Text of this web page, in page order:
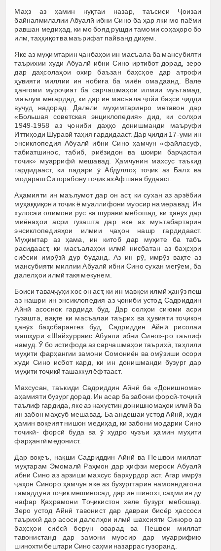
Маҳз аз ҳамин нуқтаи назар, таъсиси Ҷоизаи
байналмилалии Абуалӣ ибни Сино ба ҳар яки мо паёми
равшан медиҳад, ки мо бояд рушди тамоми соҳаҳоро бо
илм, таҳқиқот ва маърифат пайванд диҳем.
Яке аз муҳимтарин ҷанбаҳои ин масъала ба мансубияти
таърихии худи Абуалӣ ибни Сино иртибот дорад, зеро
дар даҳсолаҳои охир баъзан баҳсҳое дар атрофи
ҳувияти миллии ин нобиға ба миён омадаанд. Вале
ҳангоми муроҷиат ба сарчашмаҳои илмии муътамад,
маълум мегардад, ки дар ин масъала ҷойи баҳси ҷиддӣ
вуҷуд надорад. Далели муҳимтаринро метавон дар
«Большая советская энциклопедия» дид, ки солҳои
1949-1958 аз ҷониби даҳҳо донишманди маъруфи
Иттиҳоди Шуравӣ таҳия гардидааст. Дар ҷилди 17-уми ин
энсиклопедия Абуалӣ ибни Сино ҳамчун «файласуф,
табиатшинос, табиб, риёзидон ва шоири барҷастаи
тоҷик» муаррифӣ мешавад. Ҳамчунин махсус таъкид
гардидааст, ки падари ӯ Абдуллоҳ тоҷик аз Балх ва
модараш Ситорабону тоҷик аз Афшана будааст.
Аҳамияти ин маълумот дар он аст, ки сухан аз арзёбии
муҳаққиқони тоҷик ё муаллифони муосир намеравад. Ин
хулосаи олимони рус ва шуравӣ мебошад, ки ҳанӯз дар
миёнаҳои асри гузашта дар яке аз муътабартарин
энсиклопедияҳои илмии ҷаҳон нашр гардидааст.
Муҳимтар аз ҳама, ин китоб дар муҳите ба табъ
расидааст, ки масъалаҳои илмӣ нисбатан аз баҳсҳои
сиёсии имрӯзӣ дур буданд. Аз ин рӯ, имрӯз вақте аз
мансубияти миллии Абуалӣ ибни Сино сухан мегӯем, ба
далелҳои илмӣ такя мекунем.
Боиси таваҷҷуҳи хос он аст, ки ин мавқеи илмӣ ҳанӯз пеш
аз нашри ин энсиклопедия аз ҷониби устод Садриддин
Айнӣ асоснок гардида буд. Дар солҳои сиюми асри
гузашта, вақте ки масъалаи таърих ва ҳувияти тоҷикон
ҳанӯз баҳсбарангез буд, Садриддин Айнӣ рисолаи
машҳури «Шайхурраис Абуалӣ ибни Сино»-ро таълиф
намуд. Ӯ бо истифода аз сарчашмаҳои таърихӣ, таҳлили
муҳити фарҳангии замони Сомониён ва омӯзиши осори
худи Сино исбот кард, ки ин донишманди бузург дар
муҳити тоҷикӣ ташаккул ёфтааст.
Махсусан, таъкиди Садриддин Айнӣ ба «Донишнома»
аҳамияти бузург дорад. Ин асар ба забони форсӣ-тоҷикӣ
таълиф гардида, яке аз нахустин донишномаҳои илмӣ ба
ин забон маҳсуб мешавад. Ба андешаи устод Айнӣ, худи
ҳамин воқеият нишон медиҳад, ки забони модарии Сино
тоҷикӣ- форсӣ буда ва ӯ худро ҷузъи ҳамин муҳити
фарҳангӣ медонист.
Дар воқеъ, нақши Садриддин Айнӣ ва Пешвои миллат
муҳтарам Эмомалӣ Раҳмон дар ҳифзи мероси Абуалӣ
ибни Сино аз арзиши махсус бархурдор аст. Агар имрӯз
ҷаҳон Синоро ҳамчун яке аз бузургтарин намояндагони
тамаддуни тоҷик мешиносад, дар ин шинохт, саҳми ин ду
нафар Қаҳрамони Тоҷикистон хеле бузург мебошад.
Зеро устод Айнӣ тавонист дар давраи бисёр ҳассоси
таърихӣ дар асоси далелҳои илмӣ шахсияти Синоро аз
баҳсҳои сиёсӣ берун оварад ва Пешвои миллат
тавонистанд дар замони муосир дар муаррифию
шинохти бештари Сино саҳми назаррас гузоранд.